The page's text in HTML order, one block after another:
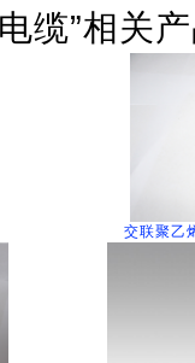
缆”相关
交联聚乙